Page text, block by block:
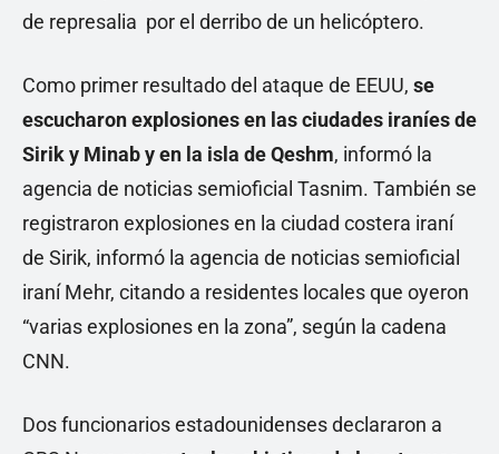
de represalia por el derribo de un helicóptero.
Como primer resultado del ataque de EEUU, se
escucharon explosiones en las ciudades iraníes de
Sirik y Minab y en la isla de Qeshm, informó la
agencia de noticias semioficial Tasnim. También se
registraron explosiones en la ciudad costera iraní
de Sirik, informó la agencia de noticias semioficial
iraní Mehr, citando a residentes locales que oyeron
“varias explosiones en la zona”, según la cadena
CNN.
Dos funcionarios estadounidenses declararon a